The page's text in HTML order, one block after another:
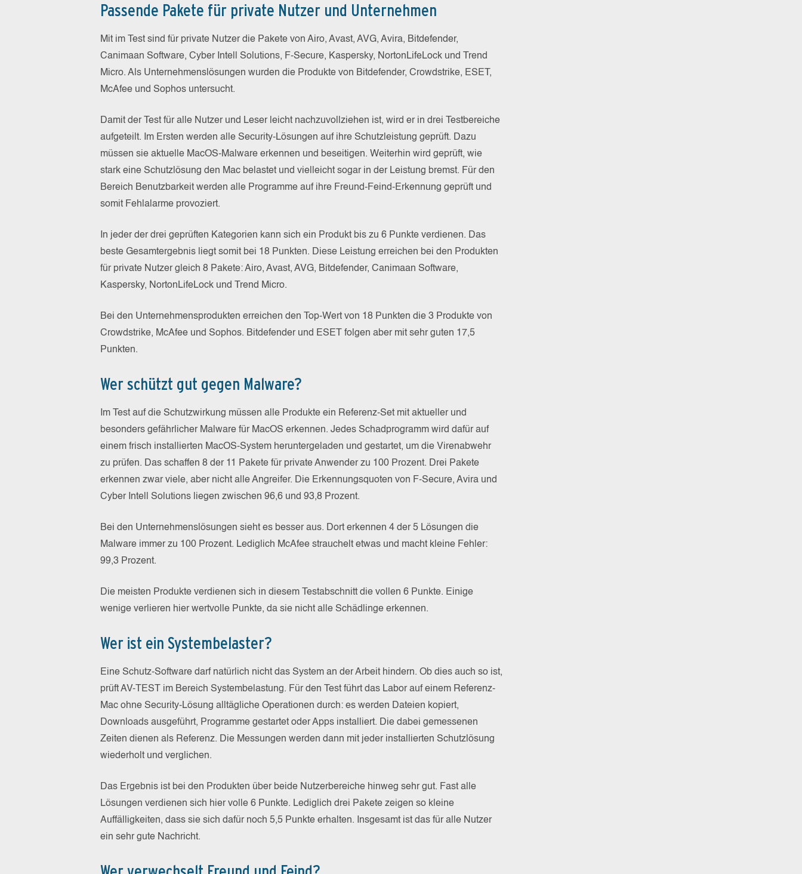
Passende Pakete für private Nutzer und Unternehmen
Mit im Test sind für private Nutzer die Pakete von Airo, Avast, AVG, Avira, Bitdefender,
Canimaan Software, Cyber Intell Solutions, F-Secure, Kaspersky, NortonLifeLock und Trend
Micro. Als Unternehmenslösungen wurden die Produkte von Bitdefender, Crowdstrike, ESET,
McAfee und Sophos untersucht.
Damit der Test für alle Nutzer und Leser leicht nachzuvollziehen ist, wird er in drei Testbereiche
aufgeteilt. Im Ersten werden alle Security-Lösungen auf ihre Schutzleistung geprüft. Dazu
müssen sie aktuelle MacOS-Malware erkennen und beseitigen. Weiterhin wird geprüft, wie
stark eine Schutzlösung den Mac belastet und vielleicht sogar in der Leistung bremst. Für den
Bereich Benutzbarkeit werden alle Programme auf ihre Freund-Feind-Erkennung geprüft und
somit Fehlalarme provoziert.
In jeder der drei geprüften Kategorien kann sich ein Produkt bis zu 6 Punkte verdienen. Das
beste Gesamtergebnis liegt somit bei 18 Punkten. Diese Leistung erreichen bei den Produkten
für private Nutzer gleich 8 Pakete: Airo, Avast, AVG, Bitdefender, Canimaan Software,
Kaspersky, NortonLifeLock und Trend Micro.
Bei den Unternehmensprodukten erreichen den Top-Wert von 18 Punkten die 3 Produkte von
Crowdstrike, McAfee und Sophos. Bitdefender und ESET folgen aber mit sehr guten 17,5
Punkten.
Wer schützt gut gegen Malware?
Im Test auf die Schutzwirkung müssen alle Produkte ein Referenz-Set mit aktueller und
besonders gefährlicher Malware für MacOS erkennen. Jedes Schadprogramm wird dafür auf
einem frisch installierten MacOS-System heruntergeladen und gestartet, um die Virenabwehr
zu prüfen. Das schaffen 8 der 11 Pakete für private Anwender zu 100 Prozent. Drei Pakete
erkennen zwar viele, aber nicht alle Angreifer. Die Erkennungsquoten von F-Secure, Avira und
Cyber Intell Solutions liegen zwischen 96,6 und 93,8 Prozent.
Bei den Unternehmenslösungen sieht es besser aus. Dort erkennen 4 der 5 Lösungen die
Malware immer zu 100 Prozent. Lediglich McAfee strauchelt etwas und macht kleine Fehler:
99,3 Prozent.
Die meisten Produkte verdienen sich in diesem Testabschnitt die vollen 6 Punkte. Einige
wenige verlieren hier wertvolle Punkte, da sie nicht alle Schädlinge erkennen.
Wer ist ein Systembelaster?
Eine Schutz-Software darf natürlich nicht das System an der Arbeit hindern. Ob dies auch so ist,
prüft AV-TEST im Bereich Systembelastung. Für den Test führt das Labor auf einem Referenz-
Mac ohne Security-Lösung alltägliche Operationen durch: es werden Dateien kopiert,
Downloads ausgeführt, Programme gestartet oder Apps installiert. Die dabei gemessenen
Zeiten dienen als Referenz. Die Messungen werden dann mit jeder installierten Schutzlösung
wiederholt und verglichen.
Das Ergebnis ist bei den Produkten über beide Nutzerbereiche hinweg sehr gut. Fast alle
Lösungen verdienen sich hier volle 6 Punkte. Lediglich drei Pakete zeigen so kleine
Auffälligkeiten, dass sie sich dafür noch 5,5 Punkte erhalten. Insgesamt ist das für alle Nutzer
ein sehr gute Nachricht.